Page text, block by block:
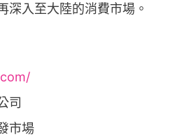
深入至大陸的消費市場。
司
市場